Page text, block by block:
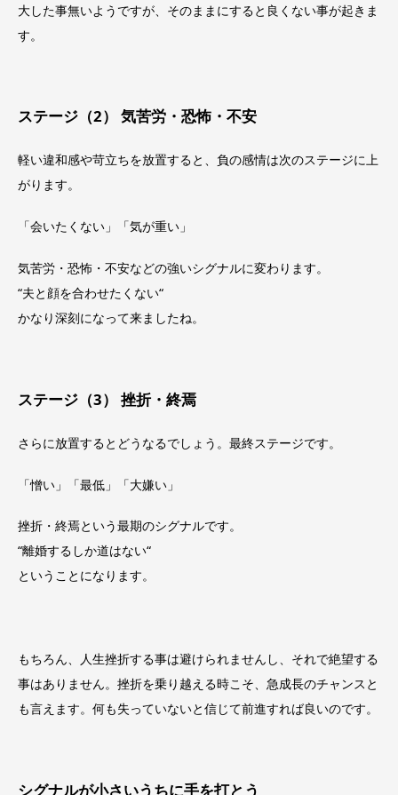
大した事無いようですが、そのままにすると良くない事が起きま
す。
ステージ（2） 気苦労・恐怖・不安
軽い違和感や苛立ちを放置すると、負の感情は次のステージに上
がります。
「会いたくない」「気が重い」
気苦労・恐怖・不安などの強いシグナルに変わります。
“夫と顔を合わせたくない“
かなり深刻になって来ましたね。
ステージ（3） 挫折・終焉
さらに放置するとどうなるでしょう。最終ステージです。
「憎い」「最低」「大嫌い」
挫折・終焉という最期のシグナルです。
“離婚するしか道はない“
ということになります。
もちろん、人生挫折する事は避けられませんし、それで絶望する
事はありません。挫折を乗り越える時こそ、急成長のチャンスと
も言えます。何も失っていないと信じて前進すれば良いのです。
シグナルが小さいうちに手を打とう